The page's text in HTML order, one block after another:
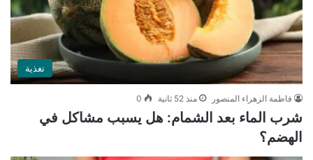
تغذية
فاطمة الزهراء المنصور منذ 52 ثانية 0
شرب الماء بعد الشمام: هل يسبب مشاكل في
الهضم؟